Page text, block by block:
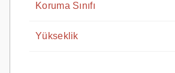
Koruma Sınıfı
Yükseklik